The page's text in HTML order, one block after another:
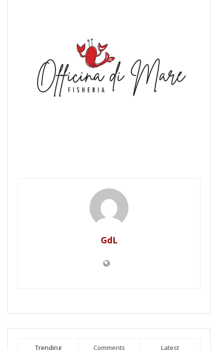
GdL
Trending Comments Latest